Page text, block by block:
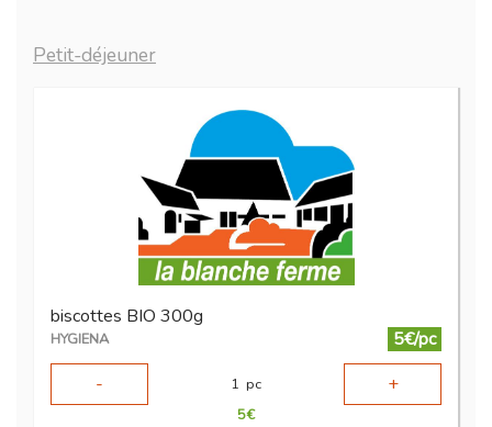
Petit-déjeuner
biscottes BIO 300g
HYGIENA
5€/pc
-
1 pc +
5€